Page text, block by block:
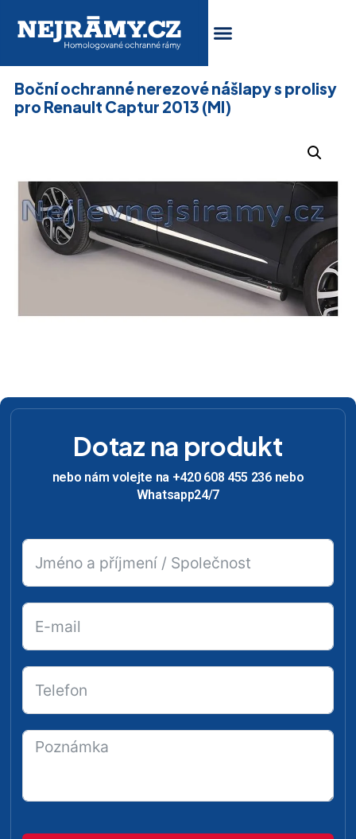
Boční ochranné nerezové nášlapy s prolisy
pro Renault Captur 2013 (MI)
Dotaz na produkt
nebo nám volejte na +420 608 455 236 nebo
Whatsapp24/7